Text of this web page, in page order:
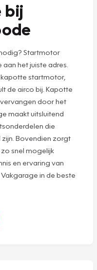
bij
Startmotor
het juiste adres.
startmotor,
de airco bij. Kapotte
door het
maakt uitsluitend
die
Bovendien zorgt
snel mogelijk
en ervaring van
in de beste